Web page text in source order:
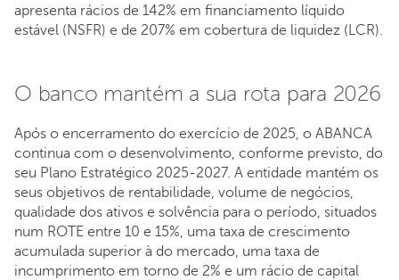
apresenta rácios de 142% em financiamento líquido
estável (NSFR) e de 207% em cobertura de liquidez (LCR).
O banco mantém a sua rota para 2026
Após o encerramento do exercício de 2025, o ABANCA
continua com o desenvolvimento, conforme previsto, do
seu Plano Estratégico 2025-2027. A entidade mantém os
seus objetivos de rentabilidade, volume de negócios,
qualidade dos ativos e solvência para o período, situados
num ROTE entre 10 e 15%, uma taxa de crescimento
acumulada superior à do mercado, uma taxa de
incumprimento em torno de 2% e um rácio de capital